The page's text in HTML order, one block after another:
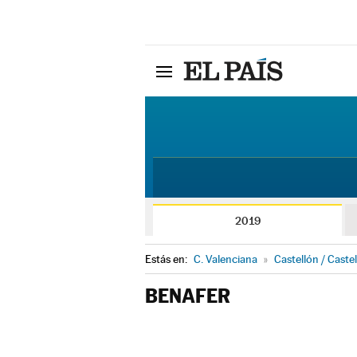
2019
Estás en: C. Valenciana » Castellón /
BENAFER